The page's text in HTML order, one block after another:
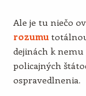
Ale je tu niečo
rozumu
dejinách k
policajných
ospravedlnenia.